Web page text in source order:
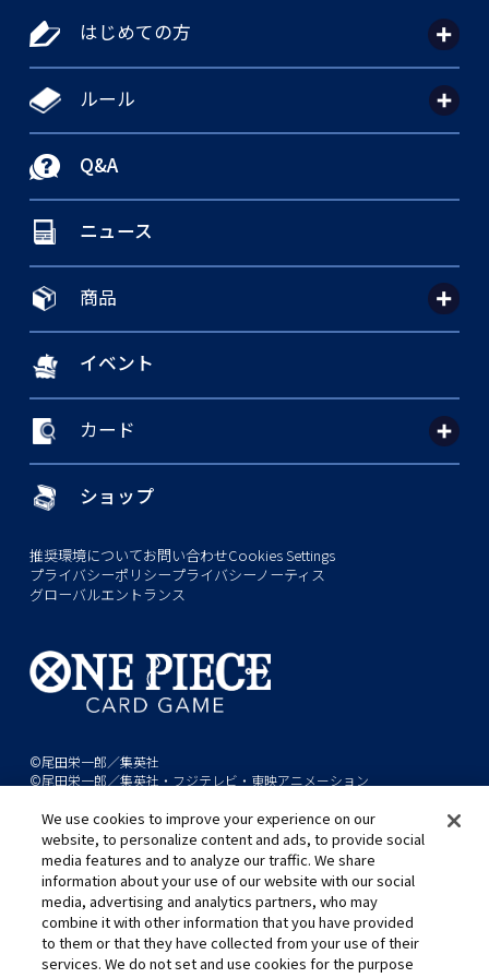
はじめての方
ルール
Q&A
ニュース
商品
イベント
カード
ショップ
推奨環境についてお問い合わせCookies Settings
プライバシーポリシープライバシーノーティス
グローバルエントランス
©尾田栄一郎／集英社
©尾田栄一郎／集英社・フジテレビ・東映アニメーション
このwebサイトに記載されているすべての画像・テキスト・データの無
断転用、転載をお断りします。
開発中につき、本サイトで使用している画像と実際の商品とは異なる場
合があります。
※AppleとAppleのロゴは、米国およびその他の国で登録されたApple
Inc.の商標です。
We use cookies to improve your experience on our
website, to personalize content and ads, to provide social
media features and to analyze our traffic. We share
information about your use of our website with our social
media, advertising and analytics partners, who may
combine it with other information that you have provided
to them or that they have collected from your use of their
services. We do not set and use cookies for the purpose